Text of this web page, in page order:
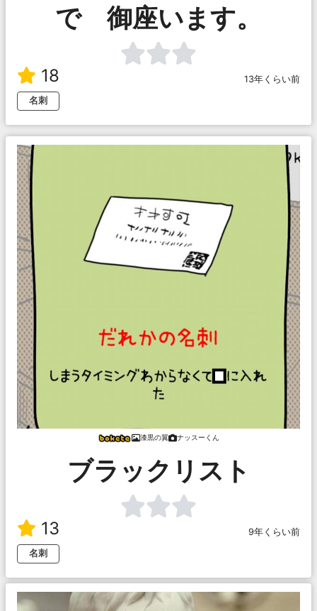
で 御座います。
18
13年くらい前
名刺
漆黒の翼 ナッスーくん
ブラックリスト
13
9年くらい前
名刺